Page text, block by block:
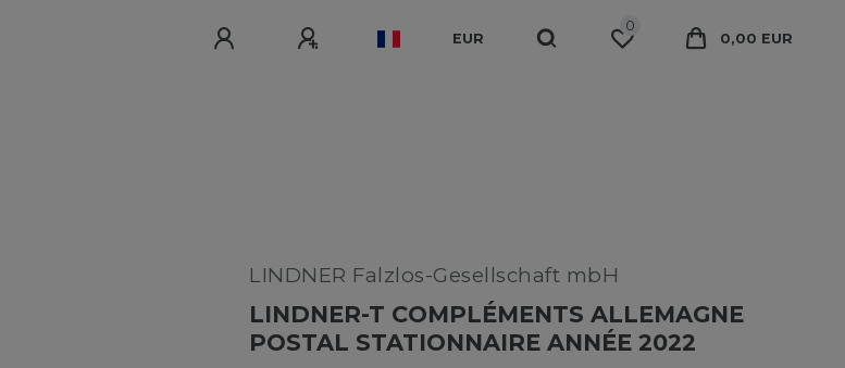
EUR
0
0,00 EUR
LINDNER Falzlos-Gesellschaft mbH
LINDNER-T COMPLÉMENTS ALLEMAGNE
POSTAL STATIONNAIRE ANNÉE 2022